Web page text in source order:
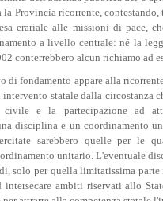
la Provincia ricorrente,
erariale alle missioni di pace,
a livello centrale: né la
conterrebbero alcun richiamo ad
di fondamento appare alla
statale dalla circostanza
e la partecipazione ad
disciplina e un coordinamento
sarebbero quelle per le
unitario. L'eventuale
solo per quella limitatissima
intersecare ambiti riservati allo